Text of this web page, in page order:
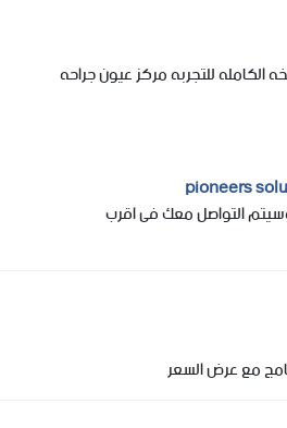
الكامله للتجربه مركز عيون جراحه
pioneers
التواصل معك فى اقرب
مع عرض السعر